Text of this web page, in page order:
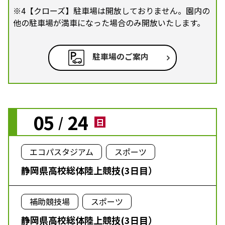
※4【クローズ】駐車場は開放しておりません。園内の
他の駐車場が満車になった場合のみ開放いたします。
駐車場のご案内
05 / 24 日
エコパスタジアム スポーツ
静岡県高校総体陸上競技(3日目）
補助競技場 スポーツ
静岡県高校総体陸上競技(3日目）